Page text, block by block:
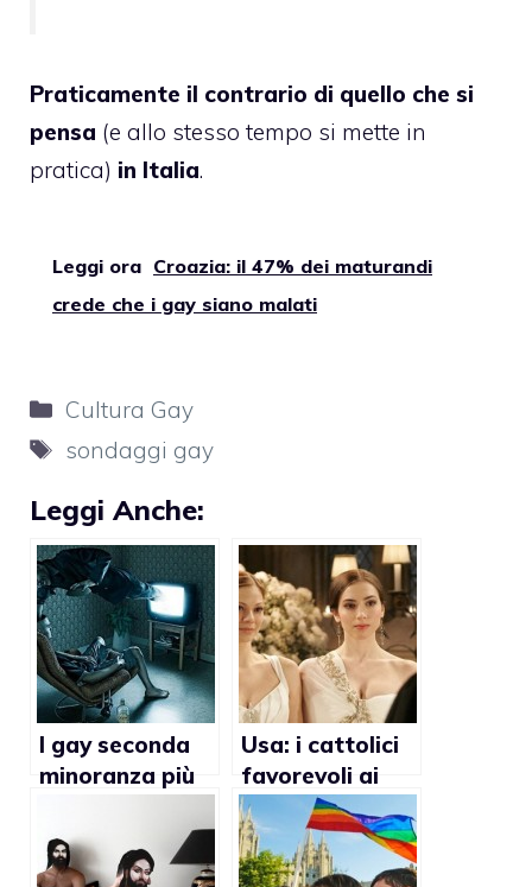
Praticamente il contrario di quello che si
pensa (e allo stesso tempo si mette in
pratica) in Italia.
Leggi ora Croazia: il 47% dei maturandi
crede che i gay siano malati
Categorie
Cultura Gay
Tag
sondaggi gay
Leggi Anche:
I gay seconda
minoranza più
media
Usa: i cattolici
favorevoli ai
matrimoni gay